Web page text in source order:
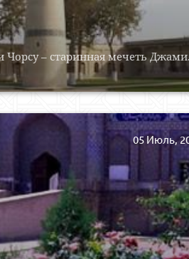
– старинная мечеть
05 Июль,